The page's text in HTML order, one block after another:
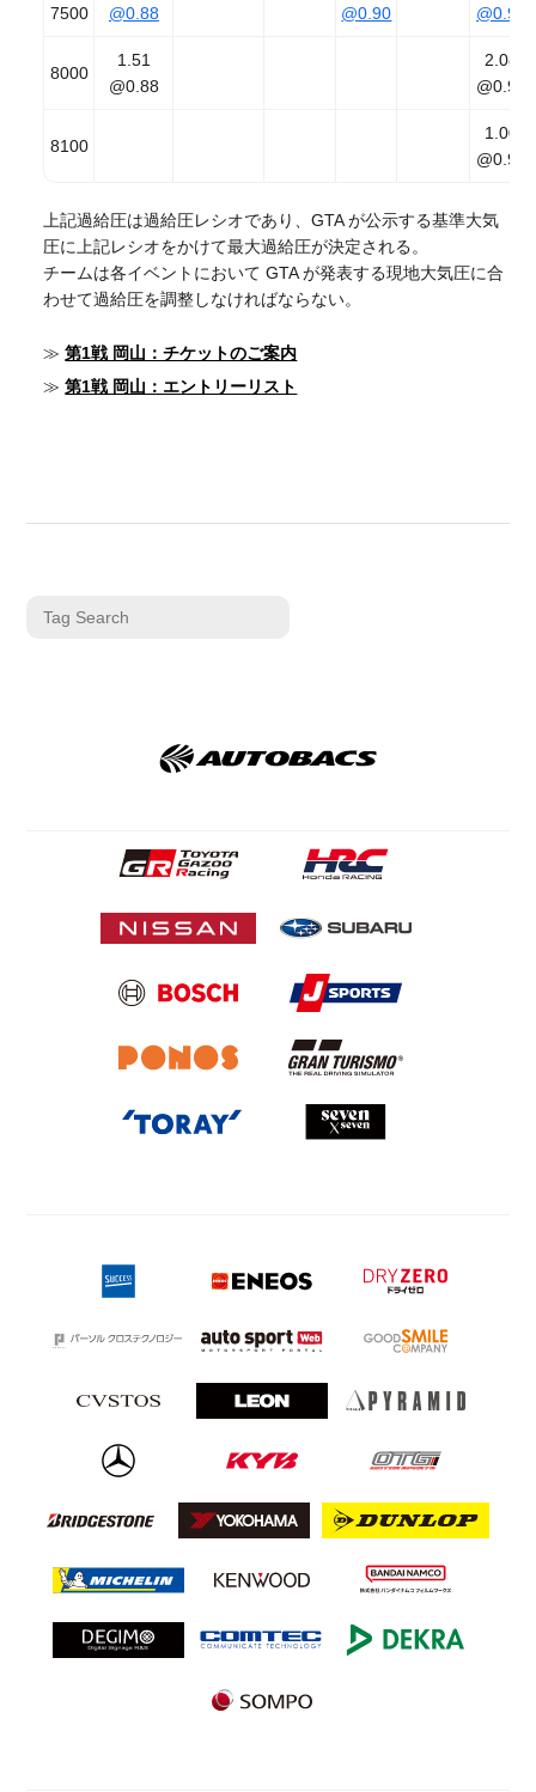
7500 @0.88 @0.90 @0.90
8000
1.51
@0.88
2.08
@0.90
8100
1.00
@0.90
上記過給圧は過給圧レシオであり、GTA が公示する基準大気
圧に上記レシオをかけて最大過給圧が決定される。
チームは各イベントにおいて GTA が発表する現地大気圧に合
わせて過給圧を調整しなければならない。
≫第1戦 岡山：チケットのご案内
≫第1戦 岡山：エントリーリスト